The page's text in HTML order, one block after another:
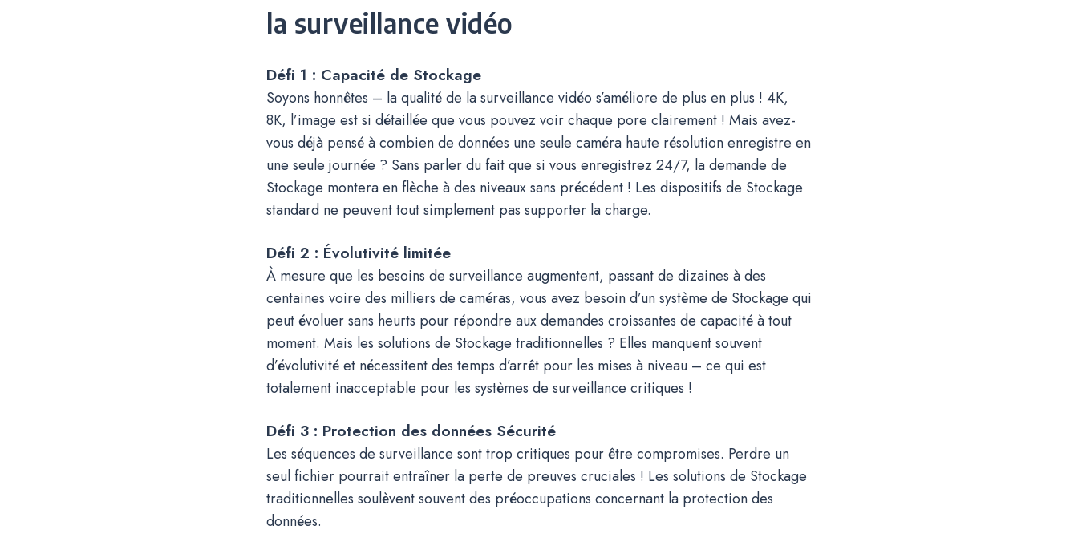
la surveillance vidéo
Défi 1 : Capacité de Stockage
Soyons honnêtes – la qualité de la surveillance vidéo s’améliore de plus en plus ! 4K,
8K, l’image est si détaillée que vous pouvez voir chaque pore clairement ! Mais avez-
vous déjà pensé à combien de données une seule caméra haute résolution enregistre en
une seule journée ? Sans parler du fait que si vous enregistrez 24/7, la demande de
Stockage montera en flèche à des niveaux sans précédent ! Les dispositifs de Stockage
standard ne peuvent tout simplement pas supporter la charge.
Défi 2 : Évolutivité limitée
À mesure que les besoins de surveillance augmentent, passant de dizaines à des
centaines voire des milliers de caméras, vous avez besoin d’un système de Stockage qui
peut évoluer sans heurts pour répondre aux demandes croissantes de capacité à tout
moment. Mais les solutions de Stockage traditionnelles ? Elles manquent souvent
d’évolutivité et nécessitent des temps d’arrêt pour les mises à niveau – ce qui est
totalement inacceptable pour les systèmes de surveillance critiques !
Défi 3 : Protection des données Sécurité
Les séquences de surveillance sont trop critiques pour être compromises. Perdre un
seul fichier pourrait entraîner la perte de preuves cruciales ! Les solutions de Stockage
traditionnelles soulèvent souvent des préoccupations concernant la protection des
données.